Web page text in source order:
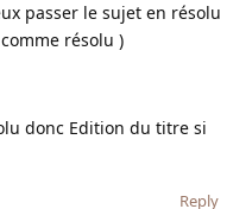
passer le sujet en résolu
résolu )
donc Edition du titre si
Reply